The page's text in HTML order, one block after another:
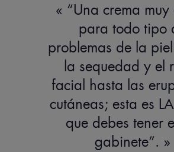
“Una crema
para todo tipo
problemas de la
la sequedad y el
facial hasta las
cutáneas; esta es
que debes tener
gabinete”.